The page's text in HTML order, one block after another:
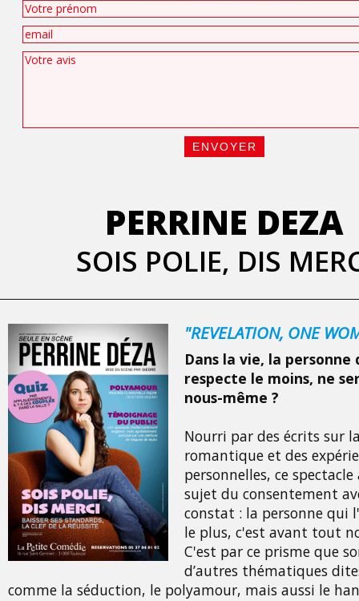
PERRINE DEZA
SOIS POLIE, DIS
"REVELATION, ONE
Dans la vie, la personne
respecte le moins, ne
nous-même ?
Nourri par des écrits sur
romantique et des
personnelles, ce
sujet du consentement
constat : la personne qui
le plus, c'est avant tout
C'est par ce prisme que
d’autres thématiques
comme la séduction, le polyamour, mais aussi le